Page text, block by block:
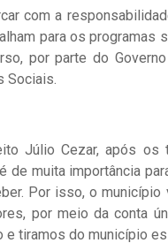
com a
para os
por parte do
Sociais.
Júlio Cezar, após os
de muita importância
Por isso, o
por meio da conta
e tiramos do município